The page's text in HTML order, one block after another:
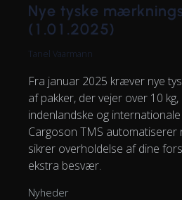
Nye tyske
(1.01.2025)
Tanel Vaarmann
Fra januar 2025 kræver nye
af pakker, der vejer over 10
indenlandske og
Cargoson TMS
sikrer overholdelse af dine
ekstra besvær.
Nyheder